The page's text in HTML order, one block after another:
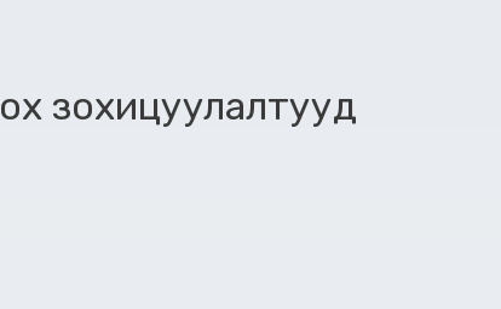
зохицуулалтууд